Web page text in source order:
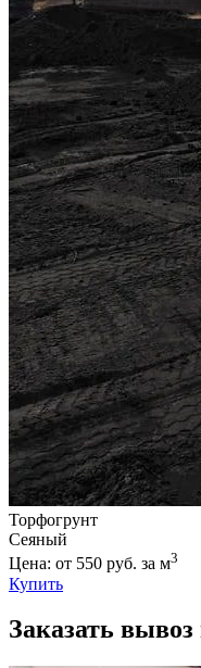
Торфогрунт
Сеяный
Цена: от 550 руб. за м3
Купить
Заказать